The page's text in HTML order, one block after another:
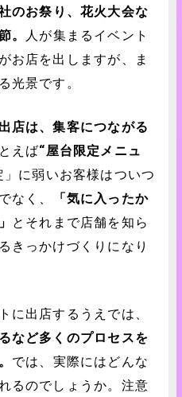
のお祭り、花火大会な
。 人が集まるイベント
お店を出しますが、ま
光景です。
店は、集客につながる
えば“屋台限定メニュ
に弱いお客様はついつ
なく、
「気に入ったか
とそれまで店舗を知ら
きっかけづくりになり
に出店するうえでは、
など多くのプロセスを
では、実際にはどんな
るのでしょうか。注意